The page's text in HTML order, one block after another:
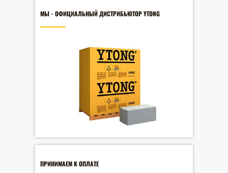
МЫ - ОФИЦИАЛЬНЫЙ ДИСТРИБЬЮТОР YTONG
ПРИНИМАЕМ К ОПЛАТЕ